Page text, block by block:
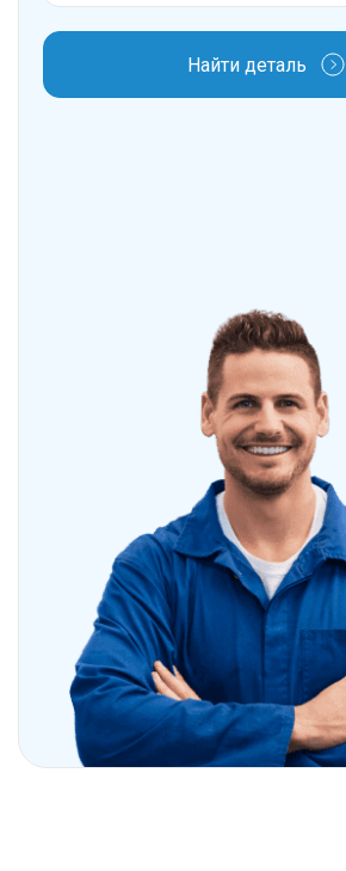
Найти деталь